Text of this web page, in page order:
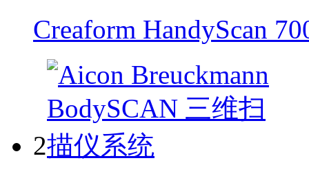
Creaform HandyScan
2